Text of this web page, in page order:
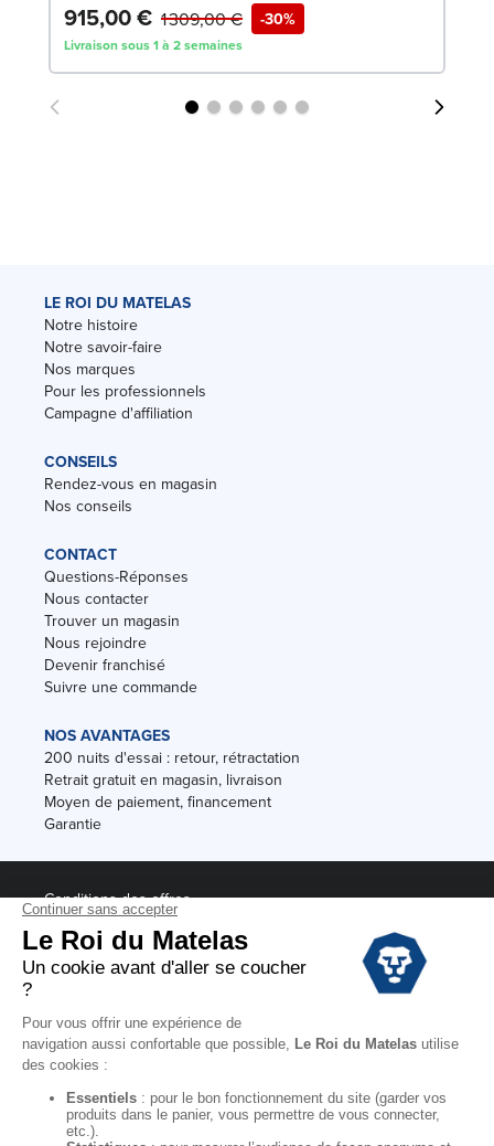
915,00 € -30%
1 309,00 €
Livraison sous 1 à 2 semaines
LE ROI DU MATELAS
Notre histoire
Notre savoir-faire
Nos marques
Pour les professionnels
Campagne d'affiliation
CONSEILS
Rendez-vous en magasin
Nos conseils
CONTACT
Questions-Réponses
Nous contacter
Trouver un magasin
Nous rejoindre
Devenir franchisé
Suivre une commande
NOS AVANTAGES
200 nuits d'essai : retour, rétractation
Retrait gratuit en magasin, livraison
Moyen de paiement, financement
Garantie
Conditions des offres
Black Friday
Destockage
Soldes
Conditions Générales de vente magasin
Conditions Générales de vente internet
Mentions Légales
Données personnelles
Codes promo Le Roi du Matelas